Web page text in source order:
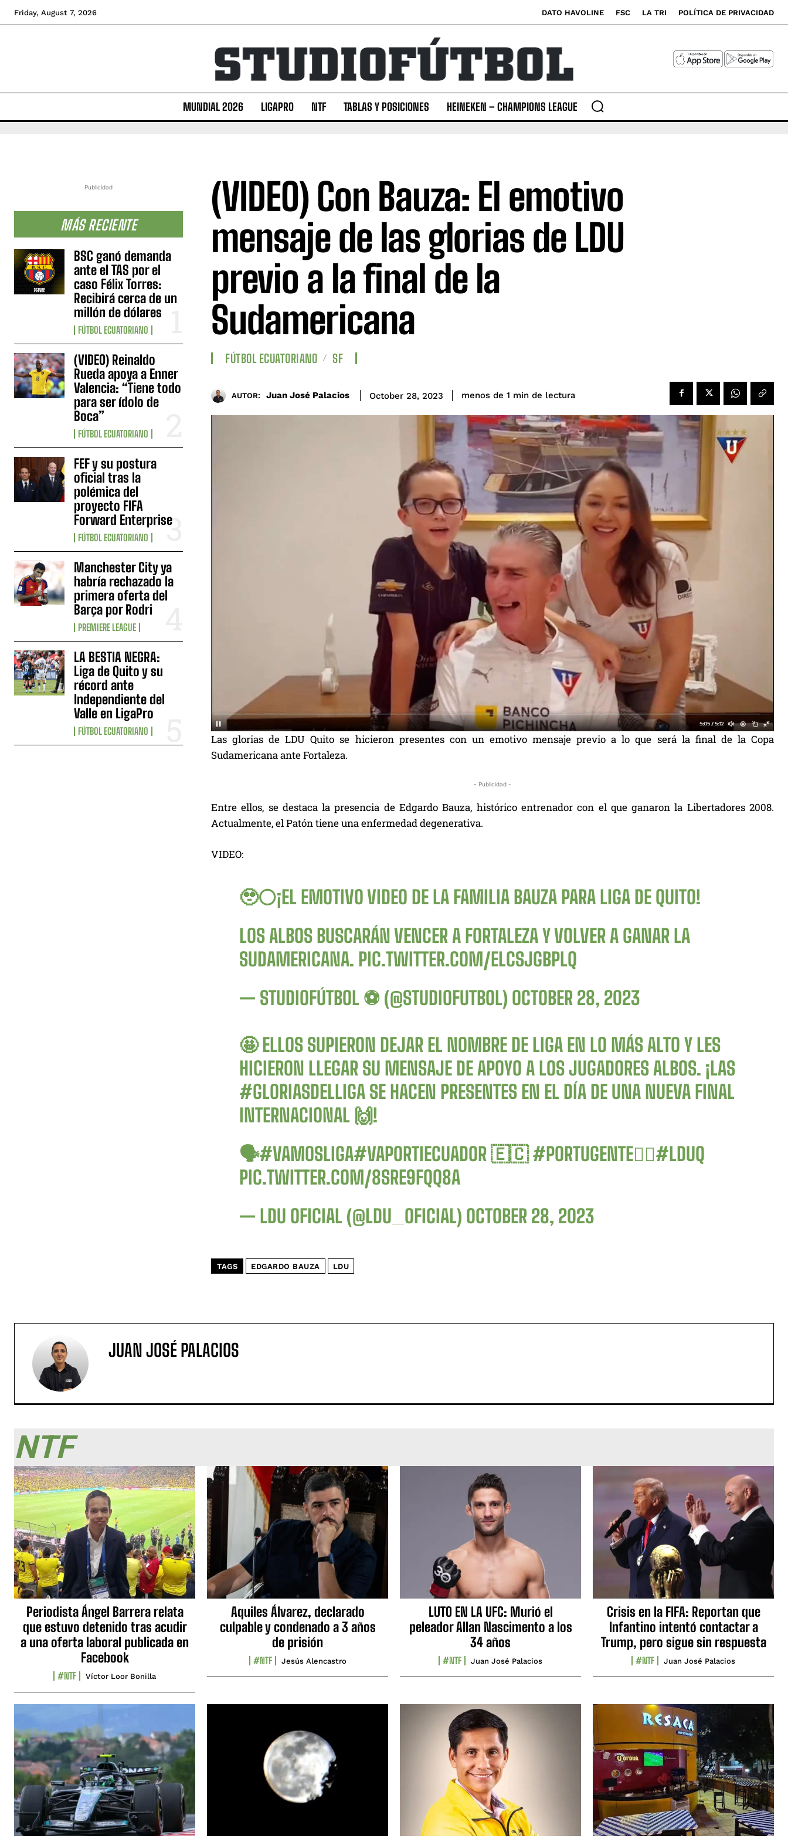
Friday, August 7, 2026 DATO HAVOLINE FSC LA TRI POLÍTICA DE PRIVACIDAD
MUNDIAL 2026 LIGAPRO NTF TABLAS Y POSICIONES HEINEKEN – CHAMPIONS LEAGUE
Publicidad
MÁS RECIENTE
BSC ganó demanda
ante el TAS por el
caso Félix Torres:
Recibirá cerca de un
millón de dólares
FÚTBOL ECUATORIANO
(VIDEO) Reinaldo
Rueda apoya a Enner
Valencia: “Tiene todo
para ser ídolo de
Boca”
FÚTBOL ECUATORIANO
FEF y su postura
oficial tras la
polémica del
proyecto FIFA
Forward Enterprise
FÚTBOL ECUATORIANO
Manchester City ya
habría rechazado la
primera oferta del
Barça por Rodri
PREMIERE LEAGUE
LA BESTIA NEGRA:
Liga de Quito y su
récord ante
Independiente del
Valle en LigaPro
FÚTBOL ECUATORIANO
(VIDEO) Con Bauza: El emotivo
mensaje de las glorias de LDU
previo a la final de la
Sudamericana
FÚTBOL ECUATORIANO SF
AUTOR: Juan José Palacios October 28, 2023 menos de 1 min de lectura
Las glorias de LDU Quito se hicieron presentes con un emotivo mensaje previo a lo que será la final de la Copa
Sudamericana ante Fortaleza.
- Publicidad -
Entre ellos, se destaca la presencia de Edgardo Bauza, histórico entrenador con el que ganaron la Libertadores 2008.
Actualmente, el Patón tiene una enfermedad degenerativa.
VIDEO:
🥹⚪️¡EL EMOTIVO VIDEO DE LA FAMILIA BAUZA PARA LIGA DE QUITO!
LOS ALBOS BUSCARÁN VENCER A FORTALEZA Y VOLVER A GANAR LA
SUDAMERICANA. PIC.TWITTER.COM/ELCSJGBPLQ
— STUDIOFÚTBOL ⚽ (@STUDIOFUTBOL) OCTOBER 28, 2023
🤩 ELLOS SUPIERON DEJAR EL NOMBRE DE LIGA EN LO MÁS ALTO Y LES
HICIERON LLEGAR SU MENSAJE DE APOYO A LOS JUGADORES ALBOS. ¡LAS
#GLORIASDELLIGA SE HACEN PRESENTES EN EL DÍA DE UNA NUEVA FINAL
INTERNACIONAL 🙌!
🗣#VAMOSLIGA#VAPORTIECUADOR 🇪🇨#PORTUGENTE❤‍🔥#LDUQ
PIC.TWITTER.COM/8SRE9FQQ8A
— LDU OFICIAL (@LDU_OFICIAL) OCTOBER 28, 2023
TAGS EDGARDO BAUZA LDU
JUAN JOSÉ PALACIOS
NTF
Periodista Ángel Barrera relata
que estuvo detenido tras acudir
a una oferta laboral publicada en
Facebook
#NTF Víctor Loor Bonilla
Aquiles Álvarez, declarado
culpable y condenado a 3 años
de prisión
#NTF Jesús Alencastro
LUTO EN LA UFC: Murió el
peleador Allan Nascimento a los
34 años
#NTF Juan José Palacios
Crisis en la FIFA: Reportan que
Infantino intentó contactar a
Trump, pero sigue sin respuesta
#NTF Juan José Palacios